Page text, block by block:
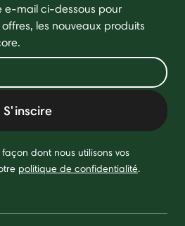
e-mail ci-dessous pour
les nouveaux produits
S'inscire
dont nous utilisons vos
politique de confidentialité.